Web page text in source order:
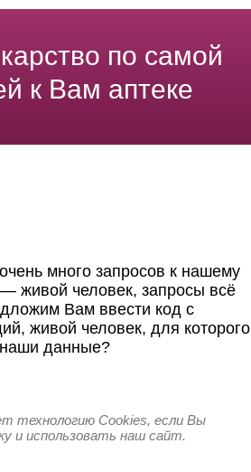
по самой
к Вам аптеке
много запросов к нашему
живой человек, запросы всё
Вам ввести код с
живой человек, для которого
наши данные?
технологию Cookies, если Вы
и использовать наш сайт.